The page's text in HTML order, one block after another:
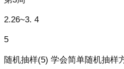
2.26~3. 4
5
随机抽样(5) 学会简单随机抽样